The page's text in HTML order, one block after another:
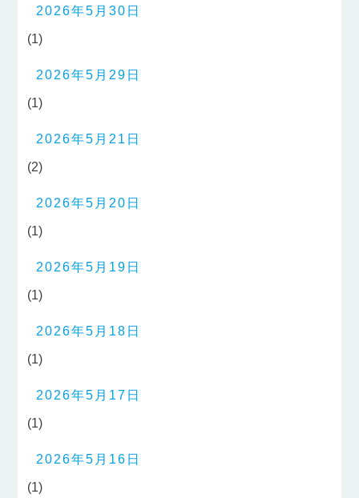
2026年5月30日
(1)
2026年5月29日
(1)
2026年5月21日
(2)
2026年5月20日
(1)
2026年5月19日
(1)
2026年5月18日
(1)
2026年5月17日
(1)
2026年5月16日
(1)